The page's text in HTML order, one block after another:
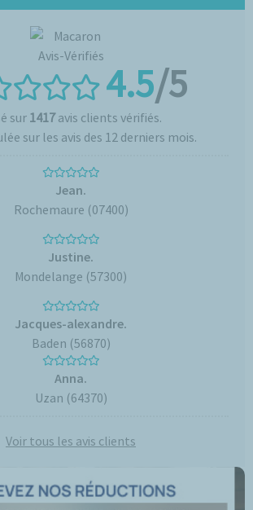
4.5/5
sur1417avis clients vérifiés.
sur les avis des 12 derniers mois.
Jean.
Rochemaure (07400)
Justine.
Mondelange (57300)
Jacques-alexandre.
Baden (56870)
Anna.
Uzan (64370)
Voir tous les avis clients